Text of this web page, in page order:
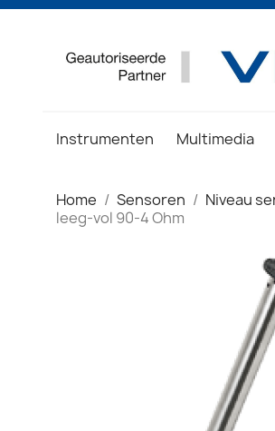
Instrumenten Multimedia
Home Sensoren Niveau
leeg-vol 90-4 Ohm